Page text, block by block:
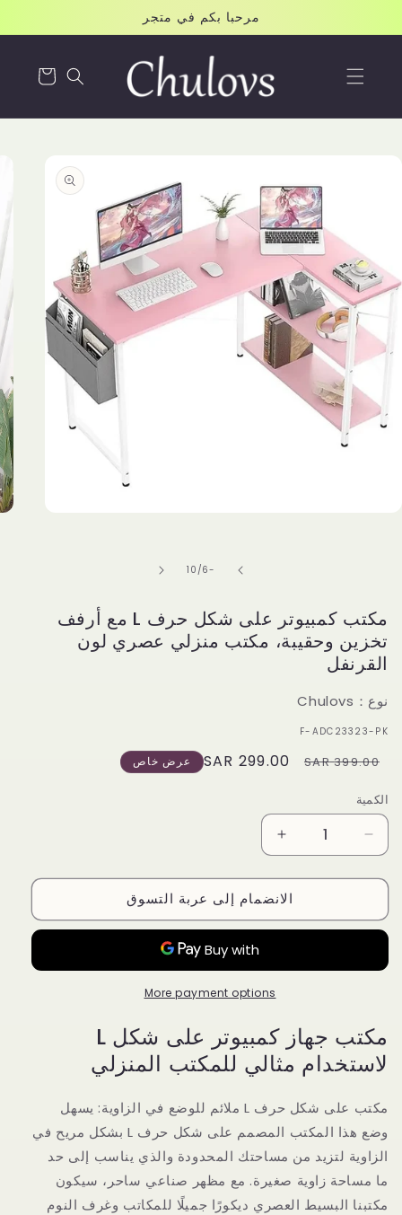
مرحبا بكم في متجر
Cart
information
-6
/
of
10
مكتب كمبيوتر على شكل حرف L مع أرفف
تخزين وحقيبة، مكتب منزلي عصري لون
القرنفل
نوع：Chulovs
سكو:
F-ADC23323-PK
Regular
399.00 SAR
Sale
299.00 SAR عرض خاص
الكمية
Decrease
quantity
for
كمبيوتر
أرفف
تخزين
وحقيبة،
منزلي
عصري
لون
القرنفل
Increase
quantity
for
مكتب
كمبيوتر
شكل
L
أرفف
تخزين
وحقيبة،
منزلي
عصري
لون
القرنفل
الانضمام إلى عربة التسوق
More payment options
مكتب جهاز كمبيوتر على شكل L
لاستخدام مثالي للمكتب المنزلي
مكتب على شكل حرف L ملائم للوضع في الزاوية: يسهل
وضع هذا المكتب المصمم على شكل حرف L بشكل مريح في
الزاوية لتزيد من مساحتك المحدودة والذي يناسب إلى حد
ما مساحة زاوية صغيرة. مع مظهر صناعي ساحر، سيكون
مكتبنا البسيط العصري ديكورًا جميلًا للمكاتب وغرف النوم